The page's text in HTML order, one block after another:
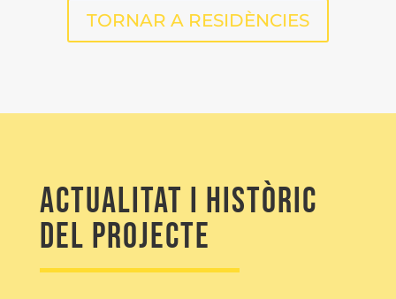
TORNAR A RESIDÈNCIES
Actualitat i històric
del projecte